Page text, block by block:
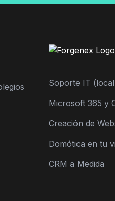
Soporte IT
Microsoft 365 y
Creación de
Domótica en tu
CRM a Medida